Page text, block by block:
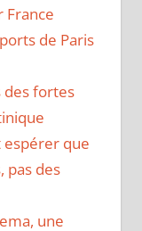
France
de Paris
des fortes
espérer que
pas des
une